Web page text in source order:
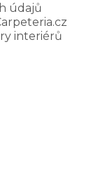
údajů
interiérů